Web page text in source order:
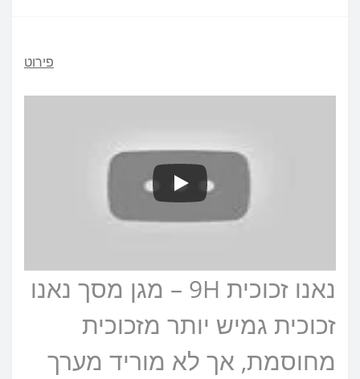
פירוט
נאנו זכוכית 9H – מגן מסך נאנו
זכוכית גמיש יותר מזכוכית
מחוסמת, אך לא מוריד מערך